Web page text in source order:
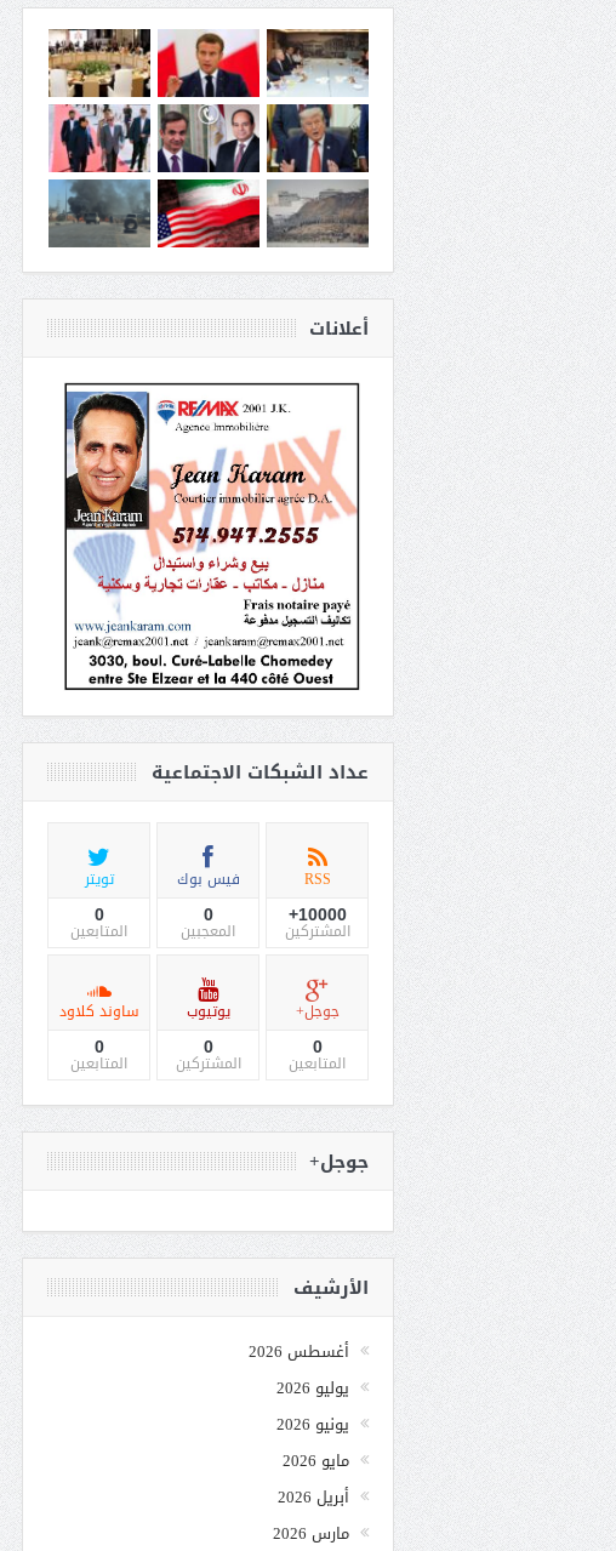
أعلانات
عداد الشبكات الاجتماعية
RSS
10000+
المشتركين
فيس بوك
0
المعجبين
تويتر
0
المتابعين
جوجل+
0
المتابعين
يوتيوب
0
المشتركين
ساوند كلاود
0
المتابعين
جوجل+
الأرشيف
أغسطس 2026
يوليو 2026
يونيو 2026
مايو 2026
أبريل 2026
مارس 2026